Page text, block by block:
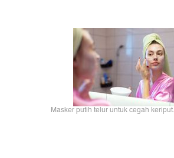
Masker putih telur untuk cegah